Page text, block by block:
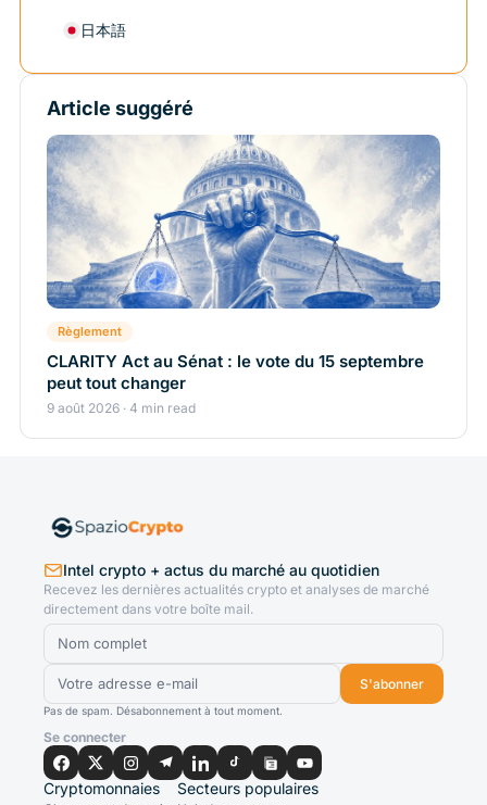
日本語
Article suggéré
Règlement
CLARITY Act au Sénat : le vote du 15 septembre
peut tout changer
9 août 2026 · 4 min read
Intel crypto + actus du marché au quotidien
Recevez les dernières actualités crypto et analyses de marché
directement dans votre boîte mail.
S'abonner
Pas de spam. Désabonnement à tout moment.
Se connecter
Cryptomonnaies Secteurs populaires